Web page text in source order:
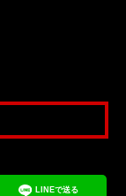
LINEで送る